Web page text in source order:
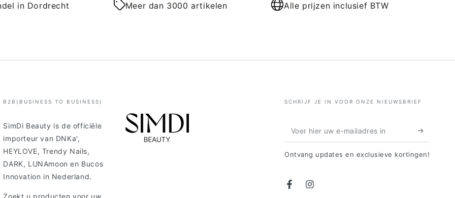
in Dordrecht Meer dan 3000 artikelen Alle prijzen inclusief BTW
B2B(BUSINESS TO BUSINESS)
SimDi Beauty is de officiële
importeur van DNKa',
HEYLOVE, Trendy Nails,
DARK, LUNAmoon en Bucos
Innovation in Nederland.
Zoekt u producten voor uw
SCHRIJF JE IN VOOR ONZE NIEUWSBRIEF
Voer
hier
uw
mailadres
Ontvang updates en exclusieve kortingen!
FacebookInstagram